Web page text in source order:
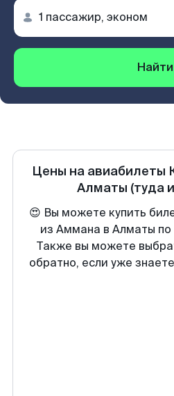
Найти
Цены на авиабилеты
Алматы (туда
😍 Вы можете купить
из Аммана в Алматы по
Также вы можете
обратно, если уже